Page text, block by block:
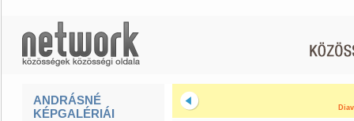
ANDRÁSNÉ
KÉPGALÉRIÁI